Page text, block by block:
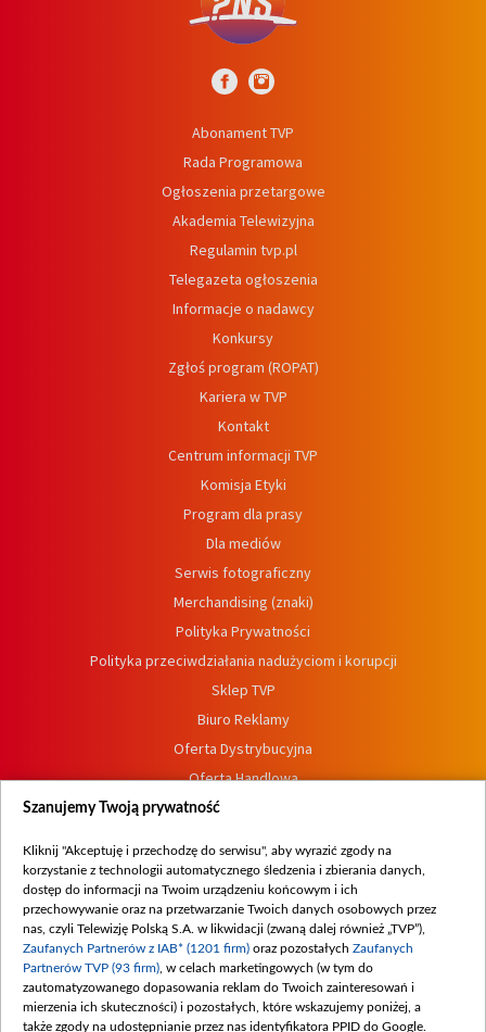
Abonament TVP
Rada Programowa
Ogłoszenia przetargowe
Akademia Telewizyjna
Regulamin tvp.pl
Telegazeta ogłoszenia
Informacje o nadawcy
Konkursy
Zgłoś program (ROPAT)
Kariera w TVP
Kontakt
Centrum informacji TVP
Komisja Etyki
Program dla prasy
Dla mediów
Serwis fotograficzny
Merchandising (znaki)
Polityka Prywatności
Polityka przeciwdziałania nadużyciom i korupcji
Sklep TVP
Biuro Reklamy
Oferta Dystrybucyjna
Oferta Handlowa
Dostępność
Procedura zgłoszeń wewnętrznych
Szanujemy Twoją prywatność
Kliknij "Akceptuję i przechodzę do serwisu", aby wyrazić zgody na
korzystanie z technologii automatycznego śledzenia i zbierania danych,
dostęp do informacji na Twoim urządzeniu końcowym i ich
przechowywanie oraz na przetwarzanie Twoich danych osobowych przez
nas, czyli Telewizję Polską S.A. w likwidacji (zwaną dalej również „TVP”),
Zaufanych Partnerów z IAB* (1201 firm) oraz pozostałych Zaufanych
Partnerów TVP (93 firm) , w celach marketingowych (w tym do
zautomatyzowanego dopasowania reklam do Twoich zainteresowań i
mierzenia ich skuteczności) i pozostałych, które wskazujemy poniżej, a
także zgody na udostępnianie przez nas identyfikatora PPID do Google.